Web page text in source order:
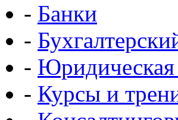
- Банки
-
-
- Курсы и